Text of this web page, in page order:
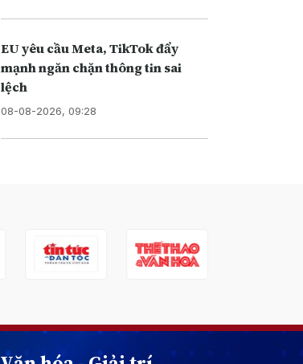
EU yêu cầu Meta, TikTok đẩy
mạnh ngăn chặn thông tin sai
lệch
08-08-2026, 09:28